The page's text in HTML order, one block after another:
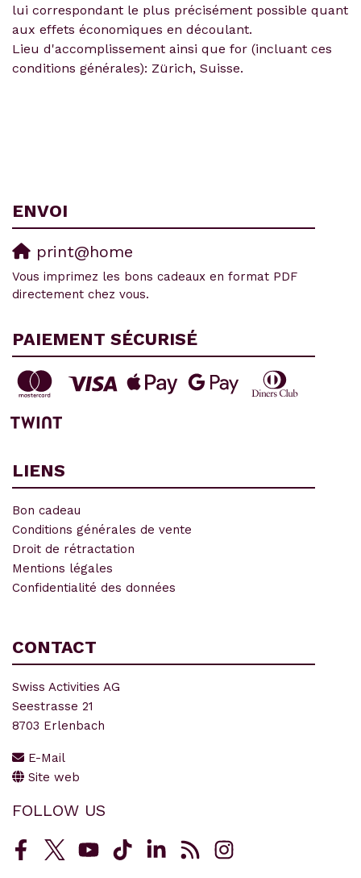
lui correspondant le plus précisément possible quant
aux effets économiques en découlant.
Lieu d'accomplissement ainsi que for (incluant ces
conditions générales): Zürich, Suisse.
ENVOI
print@home
Vous imprimez les bons cadeaux en format PDF
directement chez vous.
PAIEMENT SÉCURISÉ
LIENS
Bon cadeau
Conditions générales de vente
Droit de rétractation
Mentions légales
Confidentialité des données
CONTACT
Swiss Activities AG
Seestrasse 21
8703 Erlenbach
E-Mail
Site web
FOLLOW US
FacebookTwitterYoutubeTikTokLinkedIn
RSS Instagram